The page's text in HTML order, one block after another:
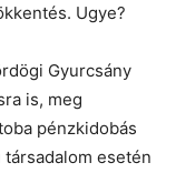
Ugye?
Gyurcsány
is, meg
pénzkidobás
esetén